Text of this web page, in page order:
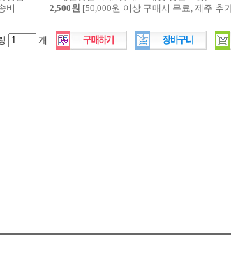
비
2,500원 [50,000원 이상 구매시 무료, 제주 추
개